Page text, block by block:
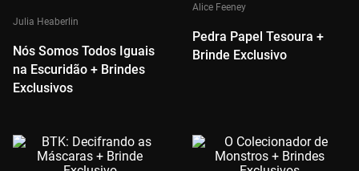
Julia Heaberlin
Nós Somos Todos Iguais
na Escuridão + Brindes
Exclusivos
Alice Feeney
Pedra Papel Tesoura +
Brinde Exclusivo